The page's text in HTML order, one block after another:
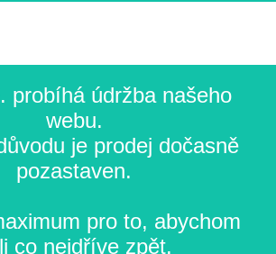
probíhá údržba našeho
webu.
je prodej dočasně
pozastaven.
pro to, abychom
co nejdříve zpět.